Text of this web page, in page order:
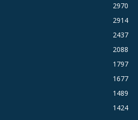
2970
2914
2437
2088
1797
1677
1489
1424